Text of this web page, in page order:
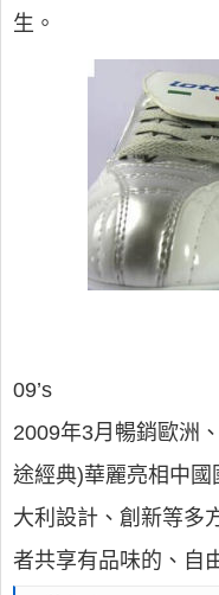
生。
09’s
2009年3月暢銷歐洲
途經典)華麗亮相中
大利設計、創新等多
者共享有品味的、自